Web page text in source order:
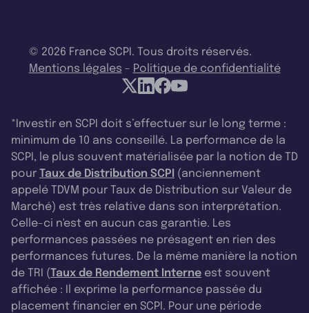
© 2026 France SCPI. Tous droits réservés.
Mentions légales - Politique de confidentialité
*Investir en SCPI doit s’effectuer sur le long terme :
minimum de 10 ans conseillé. La performance de la
SCPI, le plus souvent matérialisée par la notion de TD
pour Taux de Distribution SCPI (anciennement
appelé TDVM pour Taux de Distribution sur Valeur de
Marché) est très relative dans son interprétation.
Celle-ci n'est en aucun cas garantie. Les
performances passées ne présagent en rien des
performances futures. De la même manière la notion
de TRI (Taux de Rendement Interne est souvent
affichée : Il exprime la performance passée du
placement financier en SCPI. Pour une période